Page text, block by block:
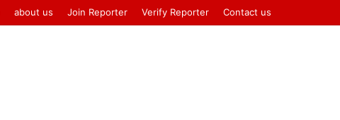
about us Join Reporter Verify Reporter Contact us